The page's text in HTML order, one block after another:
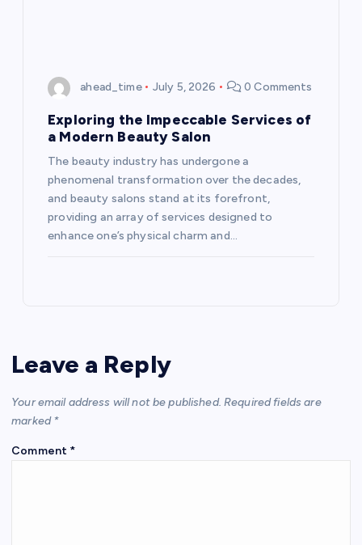
ahead_time July 5, 2026 0 Comments
Exploring the Impeccable Services of
a Modern Beauty Salon
The beauty industry has undergone a
phenomenal transformation over the decades,
and beauty salons stand at its forefront,
providing an array of services designed to
enhance one’s physical charm and…
Leave a Reply
Your email address will not be published. Required fields are
marked *
Comment *